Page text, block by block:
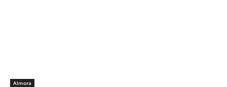
Almora